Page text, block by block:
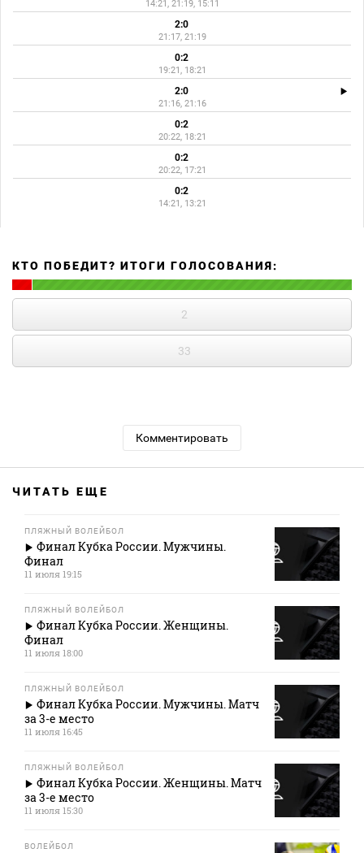
14:21, 21:19, 15:11
2:0
21:17, 21:19
0:2
19:21, 18:21
2:0
21:16, 21:16
0:2
20:22, 18:21
0:2
20:22, 17:21
0:2
14:21, 13:21
КТО ПОБЕДИТ? ИТОГИ ГОЛОСОВАНИЯ:
2
33
Комментировать
ЧИТАТЬ ЕЩЕ
ПЛЯЖНЫЙ ВОЛЕЙБОЛ
Финал Кубка России. Мужчины.
Финал
11 июля 19:15
ПЛЯЖНЫЙ ВОЛЕЙБОЛ
Финал Кубка России. Женщины.
Финал
11 июля 18:00
ПЛЯЖНЫЙ ВОЛЕЙБОЛ
Финал Кубка России. Мужчины. Матч
за 3-е место
11 июля 16:45
ПЛЯЖНЫЙ ВОЛЕЙБОЛ
Финал Кубка России. Женщины. Матч
за 3-е место
11 июля 15:30
ВОЛЕЙБОЛ